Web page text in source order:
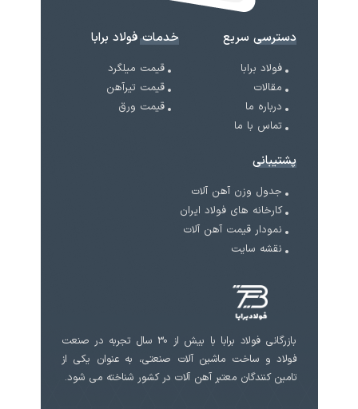
دسترسی سریع
فولاد برابا
مقالات
درباره ما
تماس با ما
خدمات فولاد برابا
قیمت میلگرد
قیمت تیرآهن
قیمت ورق
پشتیبانی
جدول وزن آهن آلات
کارخانه های فولاد ایران
نمودار قیمت آهن آلات
نقشه سایت
بازرگانی فولاد برابا با بیش از 30 سال تجربه در صنعت
فولاد و ساخت ماشین آلات صنعتی، به عنوان یکی از
تامین کنندگان معتبر آهن آلات در کشور شناخته می شود.